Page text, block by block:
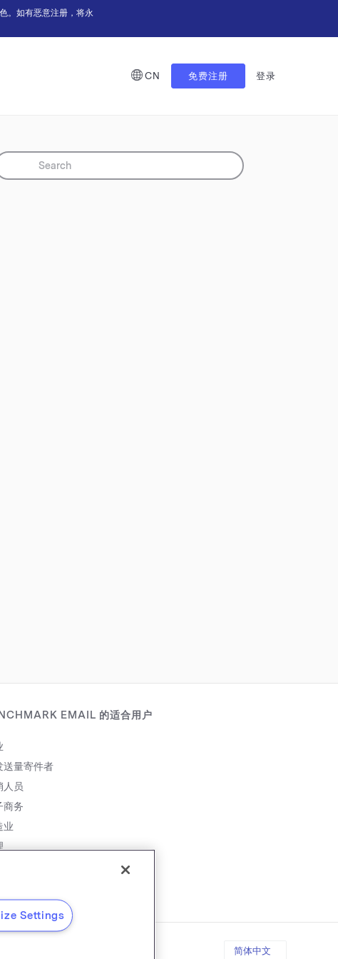
。如有恶意注册，将永
CN 免费注册 登录
EMAIL 的适合用户
送量寄件者
人员
商务
业
简体中文
Settings